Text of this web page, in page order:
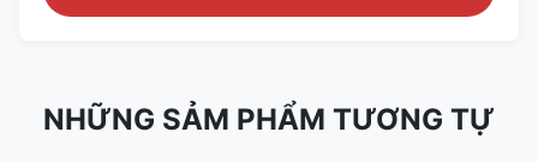
NHỮNG SẢM PHẨM TƯƠNG TỰ